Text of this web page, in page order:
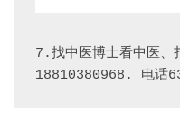
7.找中医博士看中医、
18810380968. 电话